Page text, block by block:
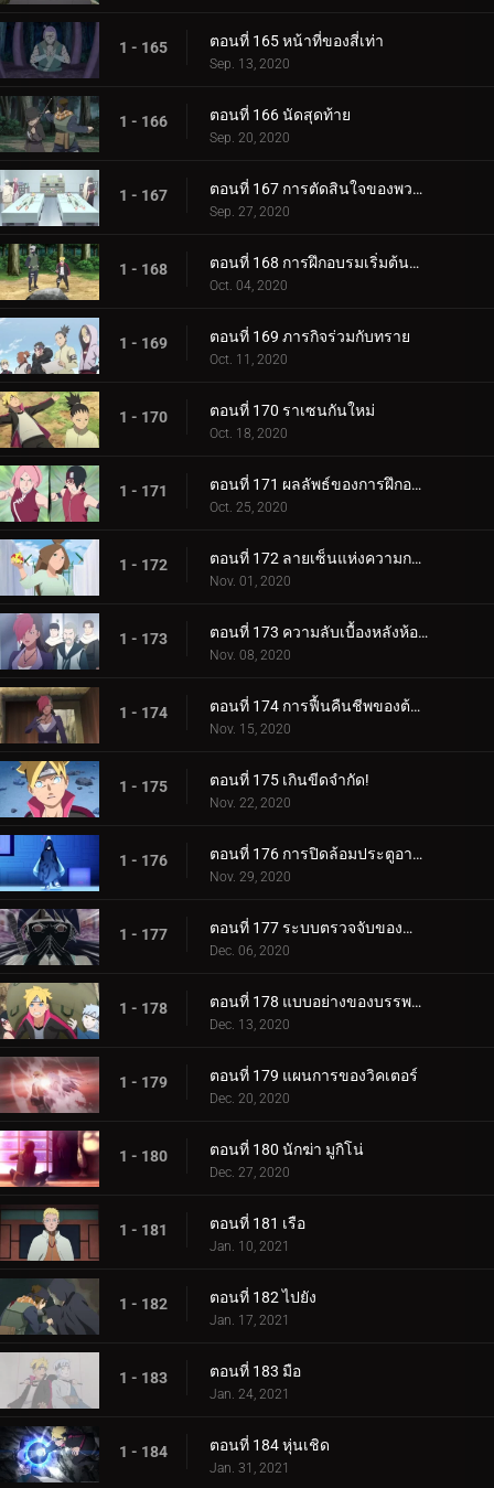
1 - 165 ตอนที่ 165 หน้าที่ของสี่เท่า
Sep. 13, 2020
1 - 166 ตอนที่ 166 นัดสุดท้าย
Sep. 20, 2020
1 - 167 ตอนที่ 167 การตัดสินใจของพวกเขา
Sep. 27, 2020
1 - 168 ตอนที่ 168 การฝึกอบรมเริ่มต้นขึ้น!
Oct. 04, 2020
1 - 169 ตอนที่ 169 ภารกิจร่วมกับทราย
Oct. 11, 2020
1 - 170 ตอนที่ 170 ราเซนกันใหม่
Oct. 18, 2020
1 - 171 ตอนที่ 171 ผลลัพธ์ของการฝึกอบรม
Oct. 25, 2020
1 - 172 ตอนที่ 172 ลายเซ็นแห่งความกลัว
Nov. 01, 2020
1 - 173 ตอนที่ 173 ความลับเบื้องหลังห้องใต้ดิน
Nov. 08, 2020
1 - 174 ตอนที่ 174 การฟื้นคืนชีพของต้นไม้ศักดิ์สิทธิ์
Nov. 15, 2020
1 - 175 ตอนที่ 175 เกินขีดจำกัด!
Nov. 22, 2020
1 - 176 ตอนที่ 176 การปิดล้อมประตูอาอุน!
Nov. 29, 2020
1 - 177 ตอนที่ 177 ระบบตรวจจับของกำแพงเหล็ก
Dec. 06, 2020
1 - 178 ตอนที่ 178 แบบอย่างของบรรพบุรุษของเรา
Dec. 13, 2020
1 - 179 ตอนที่ 179 แผนการของวิคเตอร์
Dec. 20, 2020
1 - 180 ตอนที่ 180 นักฆ่า มูกิโน่
Dec. 27, 2020
1 - 181 ตอนที่ 181 เรือ
Jan. 10, 2021
1 - 182 ตอนที่ 182 ไปยัง
Jan. 17, 2021
1 - 183 ตอนที่ 183 มือ
Jan. 24, 2021
1 - 184 ตอนที่ 184 หุ่นเชิด
Jan. 31, 2021